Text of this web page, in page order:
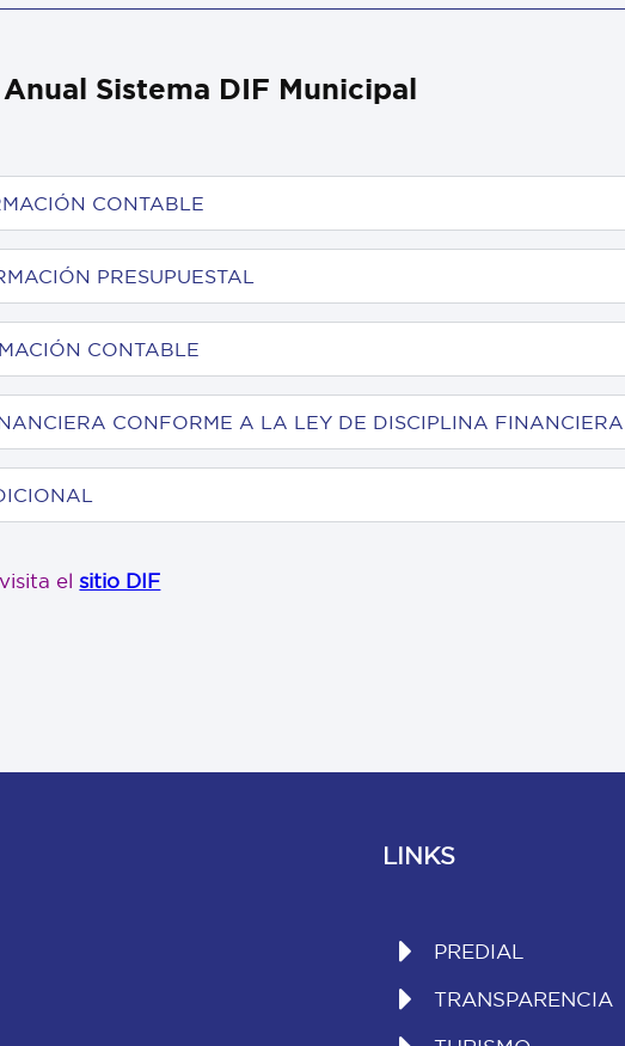
Sistema DIF Municipal
CONTABLE
PRESUPUESTAL
CONTABLE
CONFORME A LA LEY DE DISCIPLINA FINANCIERA
elsitio DIF
LINKS
PREDIAL
TRANSPARENCIA